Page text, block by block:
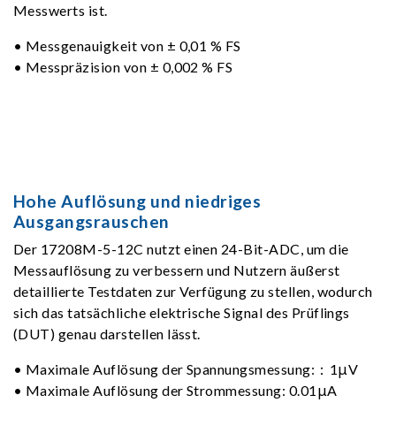
Messwerts ist.
• Messgenauigkeit von ± 0,01 % FS
• Messpräzision von ± 0,002 % FS
Hohe Auflösung und niedriges
Ausgangsrauschen
Der 17208M-5-12C nutzt einen 24-Bit-ADC, um die
Messauflösung zu verbessern und Nutzern äußerst
detaillierte Testdaten zur Verfügung zu stellen, wodurch
sich das tatsächliche elektrische Signal des Prüflings
(DUT) genau darstellen lässt.
• Maximale Auflösung der Spannungsmessung:：1μV
• Maximale Auflösung der Strommessung: 0.01μA